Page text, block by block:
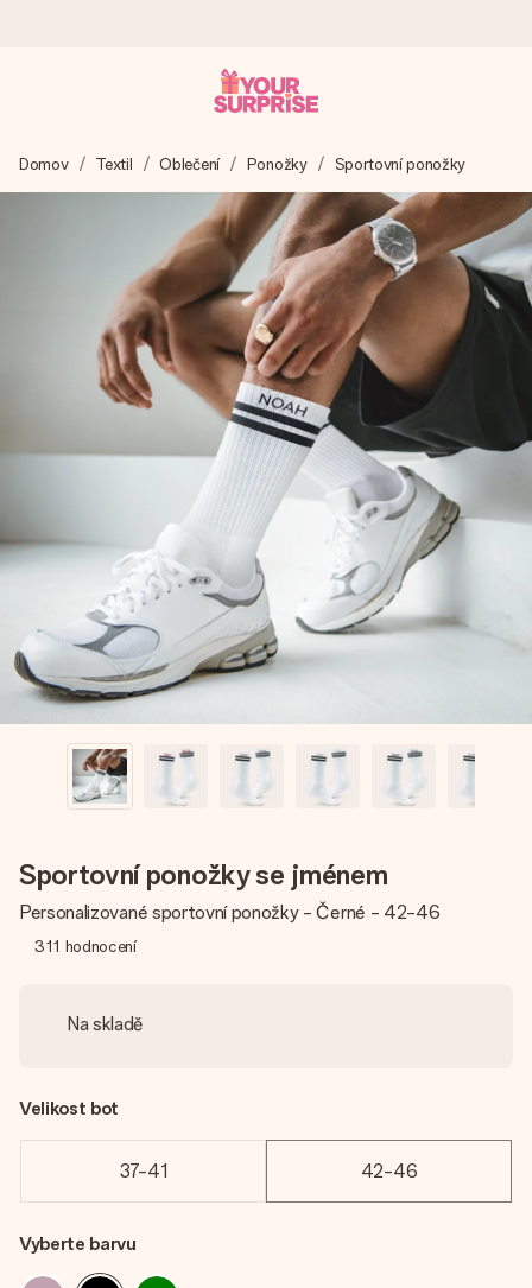
Váš dárek vytvoříme s láskou a bleskově odešleme –
abyste ho mohli darovat právě v tu správnou chvíli, kdy na
4,8 (na základě +15 000 recenzí)
Naše dárky inspirují. Zákazníci nás na Google Reviews
hodnotí známkou 4,8.
Vytvořte něco jedinečného během několika kroků – s jejím
jménem, vaší fotografií nebo vzkazem, který doopravdy
zahřeje u srdce. Žádné zbytečné složitosti, jen spousta
lásky pro daný okamžik.
Domov Textil Oblečení Ponožky Sportovní ponožky
Sportovní ponožky se jménem
Personalizované sportovní ponožky - Černé - 42-46
311 hodnocení
Na skladě
Velikost bot
37-41 42-46
Vyberte barvu